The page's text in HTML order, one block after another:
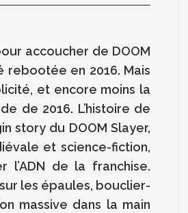
accoucher de DOOM
en 2016. Mais
et encore moins la
de 2016. L’histoire de
story du DOOM Slayer,
et science-fiction,
l’ADN de la franchise.
les épaules, bouclier-
massive dans la main